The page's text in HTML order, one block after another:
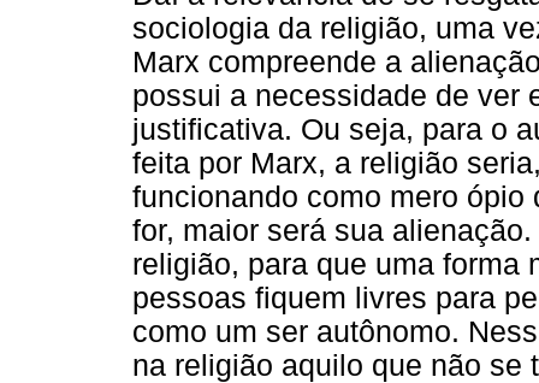
sociologia da religião, uma
Marx compreende a
possui a necessidade de ver
justificativa. Ou seja, para o
feita por Marx, a religião
funcionando como mero
for, maior será sua
religião, para que uma forma
pessoas fiquem livres para
como um ser autônomo.
na religião aquilo que não se